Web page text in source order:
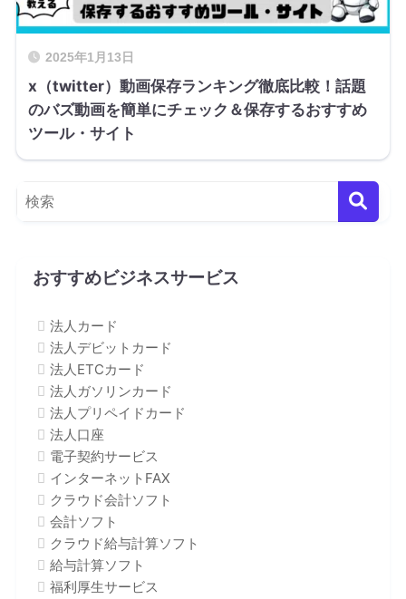
2025年1月13日
x（twitter）動画保存ランキング徹底比較！話題
のバズ動画を簡単にチェック＆保存するおすすめ
ツール・サイト
おすすめビジネスサービス
法人カード
法人デビットカード
法人ETCカード
法人ガソリンカード
法人プリペイドカード
法人口座
電子契約サービス
インターネットFAX
クラウド会計ソフト
会計ソフト
クラウド給与計算ソフト
給与計算ソフト
福利厚生サービス